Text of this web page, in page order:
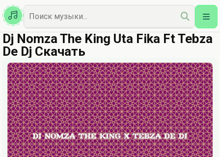
Казахская
Наш Топ
Dj Nomza The King Uta Fika Ft Tebza
De Dj Скачать